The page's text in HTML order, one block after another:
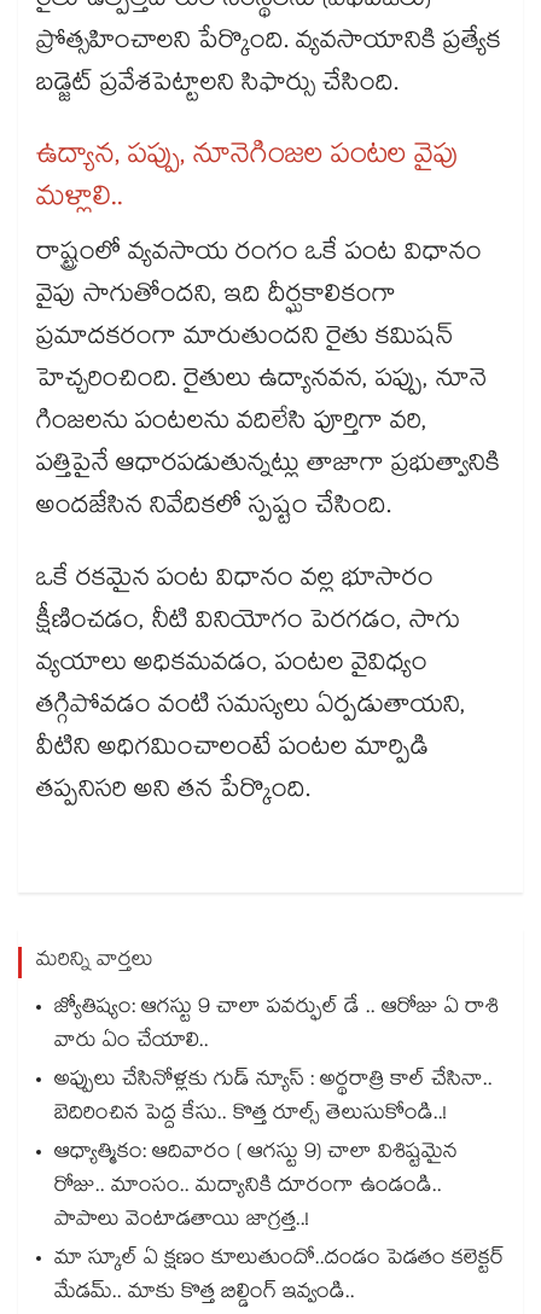
ప్రోత్సహించాలని పేర్కొంది. వ్యవసాయానికి ప్రత్యేక
బడ్జెట్‌‌ ప్రవేశపెట్టాలని సిఫార్సు చేసింది.
ఉద్యాన, పప్పు, నూనెగింజల పంటల వైపు
మళ్లాలి..
రాష్ట్రంలో వ్యవసాయ రంగం ఒకే పంట విధానం
వైపు సాగుతోందని, ఇది దీర్ఘకాలికంగా
ప్రమాదకరంగా మారుతుందని రైతు కమిషన్‌‌
హెచ్చరించింది. రైతులు ఉద్యానవన, పప్పు, నూనె
గింజలను పంటలను వదిలేసి పూర్తిగా వరి,
పత్తిపైనే ఆధారపడుతున్నట్లు తాజాగా ప్రభుత్వానికి
అందజేసిన నివేదికలో స్పష్టం చేసింది.
ఒకే రకమైన పంట విధానం వల్ల భూసారం
క్షీణించడం, నీటి వినియోగం పెరగడం, సాగు
వ్యయాలు అధికమవడం, పంటల వైవిధ్యం
తగ్గిపోవడం వంటి సమస్యలు ఏర్పడుతాయని,
వీటిని అధిగమించాలంటే పంటల మార్పిడి
తప్పనిసరి అని తన పేర్కొంది.
మరిన్ని వార్తలు
జ్యోతిష్యం: ఆగస్టు 9 చాలా పవర్ఫుల్ డే .. ఆరోజు ఏ రాశి
వారు ఏం చేయాలి..
అప్పులు చేసినోళ్లకు గుడ్ న్యూస్ : అర్థరాత్రి కాల్ చేసినా..
బెదిరించిన పెద్ద కేసు.. కొత్త రూల్స్ తెలుసుకోండి..!
ఆధ్యాత్మికం: ఆదివారం ( ఆగస్టు 9) చాలా విశిష్టమైన
రోజు.. మాంసం.. మద్యానికి దూరంగా ఉండండి..
పాపాలు వెంటాడతాయి జాగ్రత్త..!
మా స్కూల్ ఏ క్షణం కూలుతుందో..దండం పెడతం కలెక్టర్
మేడమ్.. మాకు కొత్త బిల్డింగ్ ఇవ్వండి..